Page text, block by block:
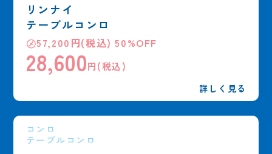
リンナイ
テーブルコンロ
㋱57,200円(税込) 50%OFF
28,600円(税込)
詳しく見る
コンロ
テーブルコンロ